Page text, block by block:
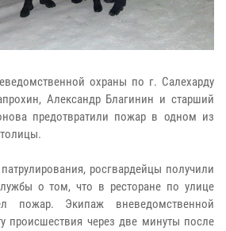
охраны по г. Салехарду
Александр Благинин и старший
предотвратили пожар в одном из
росгвардейцы получили
о том, что в ресторане по улице
пожар. Экипаж вневедомственной
происшествия через две минуты после